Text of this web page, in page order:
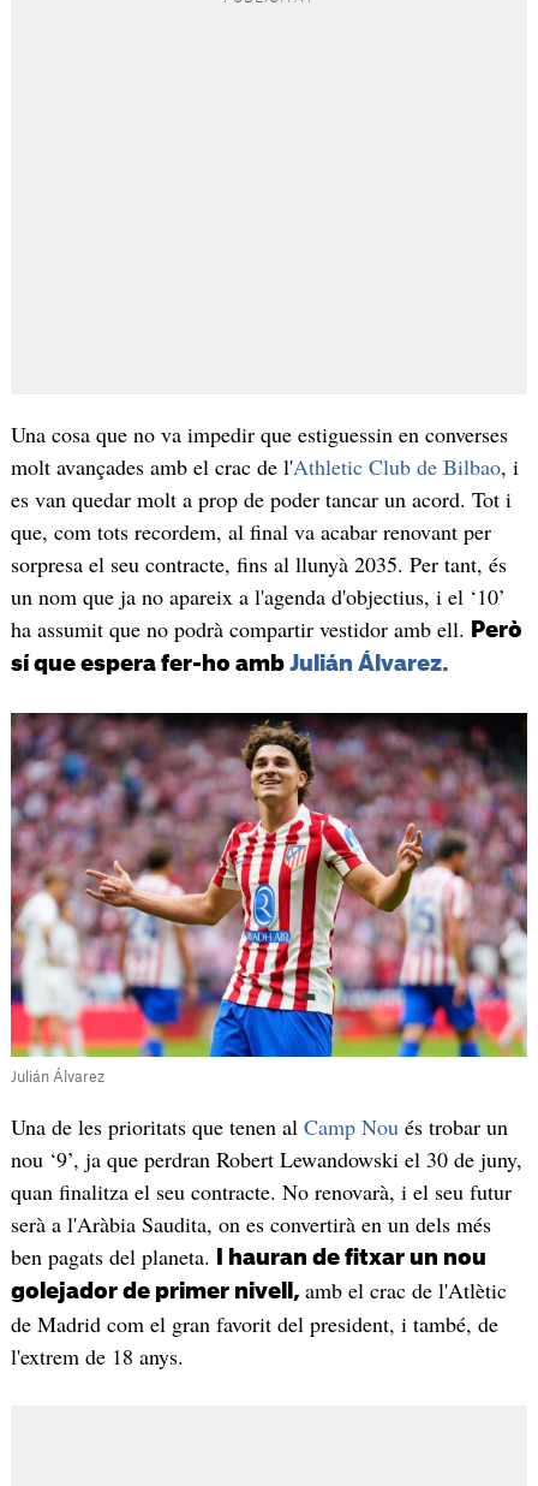
Una cosa que no va impedir que estiguessin en converses
molt avançades amb el crac de l'Athletic Club de Bilbao, i
es van quedar molt a prop de poder tancar un acord. Tot i
que, com tots recordem, al final va acabar renovant per
sorpresa el seu contracte, fins al llunyà 2035. Per tant, és
un nom que ja no apareix a l'agenda d'objectius, i el ‘10’
ha assumit que no podrà compartir vestidor amb ell.
Però
sí que espera fer-ho amb Julián Álvarez.
Julián Álvarez
Una de les prioritats que tenen al Camp Noués trobar un
nou ‘9’, ja que perdran Robert Lewandowski el 30 de juny,
quan finalitza el seu contracte. No renovarà, i el seu futur
serà a l'Aràbia Saudita, on es convertirà en un dels més
ben pagats del planeta.
I hauran de fitxar un nou
golejador de primer nivell, amb el crac de l'Atlètic
de Madrid com el gran favorit del president, i també, de
l'extrem de 18 anys.